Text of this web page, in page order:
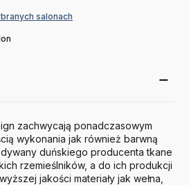
salonach
zachwycają ponadczasowym
wykonania jak również barwną
duńskiego producenta tkane
rzemieślników, a do ich produkcji
jakości materiały jak wełna,